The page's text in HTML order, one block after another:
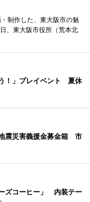
制作した、東大阪市の魅
、東大阪市役所（荒本北
！」プレイベント 夏休
震災害義援金募金箱 市
ズコーヒー」 内装テー